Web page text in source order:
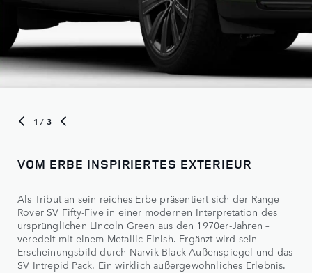
1 / 3
VOM ERBE INSPIRIERTES EXTERIEUR
Als Tribut an sein reiches Erbe präsentiert sich der Range
Rover SV Fifty-Five in einer modernen Interpretation des
ursprünglichen Lincoln Green aus den 1970er-Jahren –
veredelt mit einem Metallic-Finish. Ergänzt wird sein
Erscheinungsbild durch Narvik Black Außenspiegel und das
SV Intrepid Pack. Ein wirklich außergewöhnliches Erlebnis.